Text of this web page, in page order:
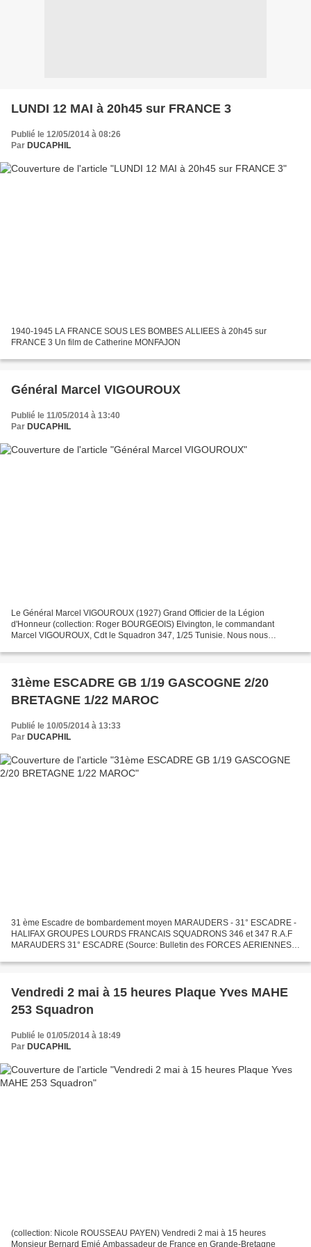
LUNDI 12 MAI à 20h45 sur FRANCE 3
Publié le 12/05/2014 à 08:26
Par DUCAPHIL
1940-1945 LA FRANCE SOUS LES BOMBES ALLIEES à 20h45 sur
FRANCE 3 Un film de Catherine MONFAJON
Général Marcel VIGOUROUX
Publié le 11/05/2014 à 13:40
Par DUCAPHIL
Le Général Marcel VIGOUROUX (1927) Grand Officier de la Légion
d'Honneur (collection: Roger BOURGEOIS) Elvington, le commandant
Marcel VIGOUROUX, Cdt le Squadron 347, 1/25 Tunisie. Nous nous
31ème ESCADRE GB 1/19 GASCOGNE 2/20
BRETAGNE 1/22 MAROC
Publié le 10/05/2014 à 13:33
Par DUCAPHIL
31 ème Escadre de bombardement moyen MARAUDERS - 31° ESCADRE -
HALIFAX GROUPES LOURDS FRANCAIS SQUADRONS 346 et 347 R.A.F
MARAUDERS 31° ESCADRE (Source: Bulletin des FORCES AERIENNES
http://halifax346et347.canalblog.com...
Vendredi 2 mai à 15 heures Plaque Yves MAHE
253 Squadron
Publié le 01/05/2014 à 18:49
Par DUCAPHIL
(collection: Nicole ROUSSEAU PAYEN) Vendredi 2 mai à 15 heures
Monsieur Bernard Emié Ambassadeur de France en Grande-Bretagne